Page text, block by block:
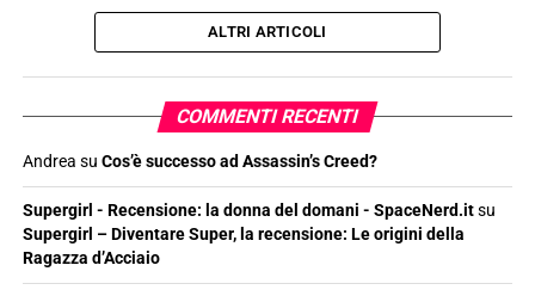
ALTRI ARTICOLI
COMMENTI RECENTI
Andrea su Cos’è successo ad Assassin’s Creed?
Supergirl - Recensione: la donna del domani - SpaceNerd.itsu
Supergirl – Diventare Super, la recensione: Le origini della
Ragazza d’Acciaio